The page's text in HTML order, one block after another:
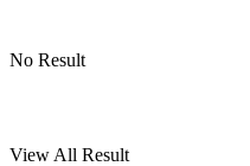
No Result
View All Result